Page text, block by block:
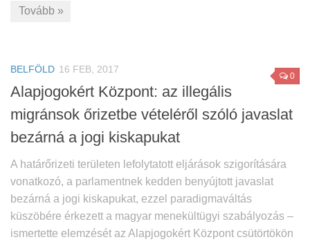
Tovább »
0
BELFÖLD 16 FEB, 2017
Alapjogokért Központ: az illegális
migránsok őrizetbe vételéről szóló javaslat
bezárná a jogi kiskapukat
A határőrizeti területen lefolytatott eljárások szigorítására
vonatkozó, a parlamentnek kedden benyújtott javaslat
bezárná a jogi kiskapukat, ezzel paradigmaváltás
küszöbére érkezett a magyar menekültügyi szabályozás –
ismertette elemzését az Alapjogokért Központ csütörtökön